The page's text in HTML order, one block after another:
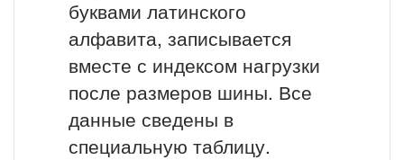
буквами латинского
алфавита, записывается
вместе с индексом нагрузки
после размеров шины. Все
данные сведены в
специальную таблицу.